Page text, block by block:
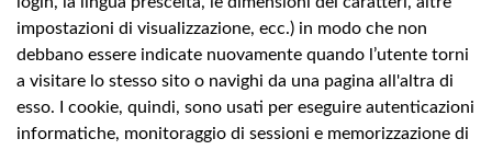
impostazioni di visualizzazione, ecc.) in modo che non
debbano essere indicate nuovamente quando l’utente torni
a visitare lo stesso sito o navighi da una pagina all'altra di
esso. I cookie, quindi, sono usati per eseguire autenticazioni
informatiche, monitoraggio di sessioni e memorizzazione di